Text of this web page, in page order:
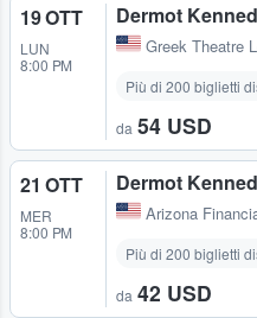
19 OTT
LUN
8:00 PM
Dermot
Greek Theatre
Più di 200 biglietti
da 54 USD
21 OTT
MER
8:00 PM
Dermot
Arizona
Più di 200 biglietti
da 42 USD